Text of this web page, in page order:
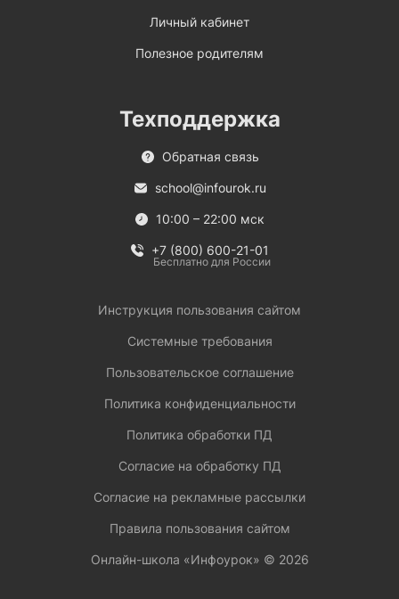
Личный кабинет
Полезное родителям
Техподдержка
Обратная связь
school@infourok.ru
10:00 – 22:00 мск
+7 (800) 600-21-01
Бесплатно для России
Инструкция пользования сайтом
Системные требования
Пользовательское соглашение
Политика конфиденциальности
Политика обработки ПД
Согласие на обработку ПД
Согласие на рекламные рассылки
Правила пользования сайтом
Онлайн-школа «Инфоурок» © 2026